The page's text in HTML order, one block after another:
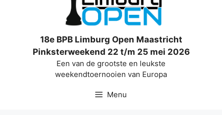
18e BPB Limburg Open Maastricht
Pinksterweekend 22 t/m 25 mei 2026
Een van de grootste en leukste
weekendtoernooien van Europa
Menu